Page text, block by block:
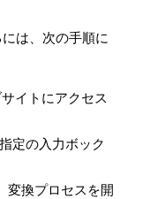
は、次の手順に
イトにアクセス
定の入力ボック
変換プロセスを開